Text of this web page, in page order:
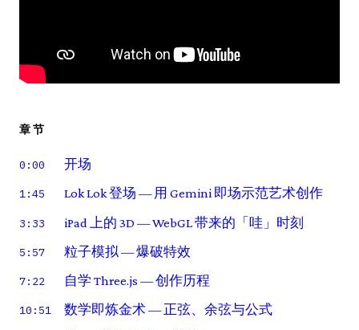
章节
0:00 开场
1:45 Lok Lok 登场 — 用 Gemini 即场示范艺术创作
3:33 iPad 上的 3D — WebGL 带来的「哇」时刻
5:57 粒子模拟 — 爆破特效
7:22 自学 Three.js — 创作历程
10:51 数学即炼金术 — 正弦、余弦与公式